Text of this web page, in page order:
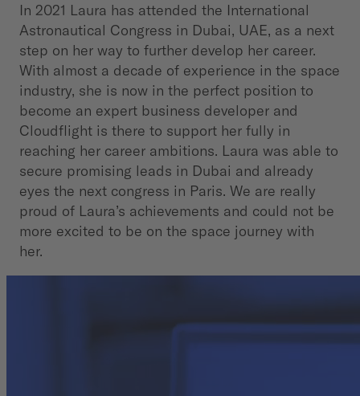
In 2021 Laura has attended the International
Astronautical Congress in Dubai, UAE, as a next
step on her way to further develop her career.
With almost a decade of experience in the space
industry, she is now in the perfect position to
become an expert business developer and
Cloudflight is there to support her fully in
reaching her career ambitions. Laura was able to
secure promising leads in Dubai and already
eyes the next congress in Paris. We are really
proud of Laura’s achievements and could not be
more excited to be on the space journey with
her.